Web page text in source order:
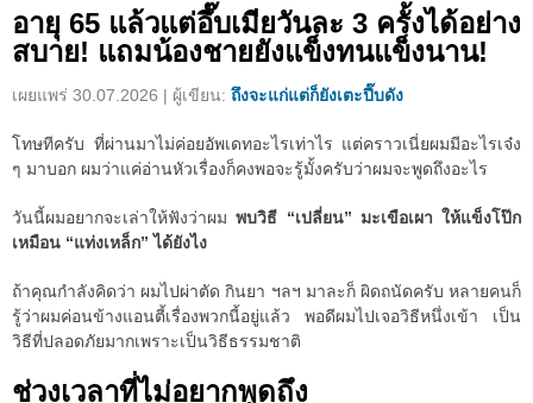
อายุ 65 แล้วแต่อึ๊บเมียวันละ 3 ครั้งได้อย่าง
สบาย! แถมน้องชายยังแข็งทนแข็งนาน!
เผยแพร่ 30.07.2026 | ผู้เขียน: ถึงจะแก่แต่ก็ยังเตะปี๊บดัง
โทษทีครับ ที่ผ่านมาไม่ค่อยอัพเดทอะไรเท่าไร แต่คราวเนี่ยผมมีอะไรเจ๋ง
ๆ มาบอก ผมว่าแค่อ่านหัวเรื่องก็คงพอจะรู้มั้งครับว่าผมจะพูดถึงอะไร
วันนี้ผมอยากจะเล่าให้ฟังว่าผมพบวิธี “เปลี่ยน” มะเขือเผา ให้แข็งโป๊ก
เหมือน “แท่งเหล็ก” ได้ยังไง
ถ้าคุณกำลังคิดว่า ผมไปผ่าตัด กินยา ฯลฯ มาละก็ ผิดถนัดครับ หลายคนก็
รู้ว่าผมค่อนข้างแอนตี้เรื่องพวกนี้อยู่แล้ว พอดีผมไปเจอวิธีหนึ่งเข้า เป็น
วิธีที่ปลอดภัยมากเพราะเป็นวิธีธรรมชาติ
ช่วงเวลาที่ไม่อยากพูดถึง